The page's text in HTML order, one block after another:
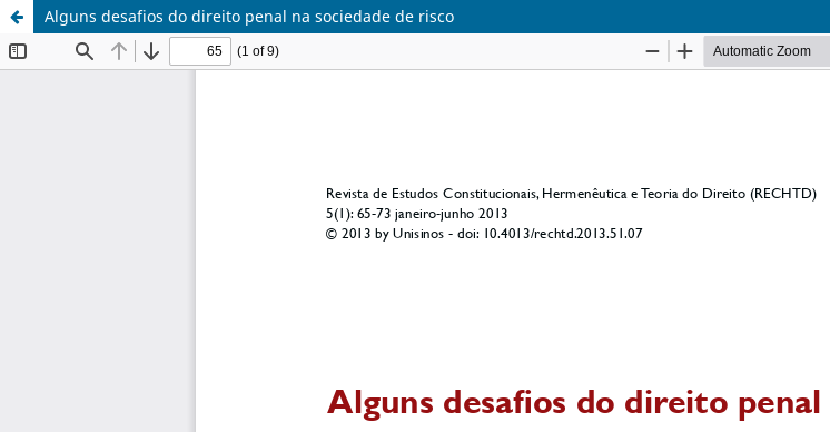
Alguns desafios do direito penal na sociedade de risco